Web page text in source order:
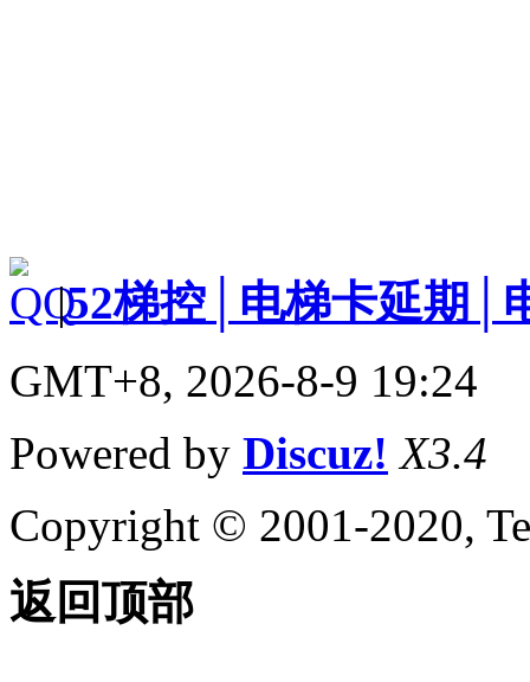
|52梯控│电梯卡延期│
GMT+8, 2026-8-9 19:24
Powered by Discuz! X3.4
Copyright © 2001-2020,
返回顶部